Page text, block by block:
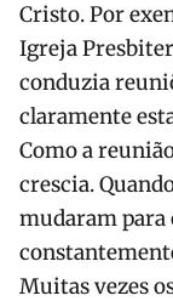
Cristo. Por
Igreja
conduzia
claramente
Como a
crescia.
mudaram para
Muitas vezes